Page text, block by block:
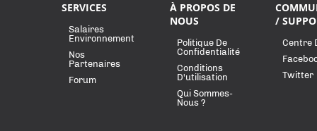
SERVICES
Salaires
Environnement
Nos
Partenaires
Forum
À PROPOS DE
NOUS
Politique De
Confidentialité
Conditions
D'utilisation
Qui Sommes-
Nous ?
/
Centre
Twitter